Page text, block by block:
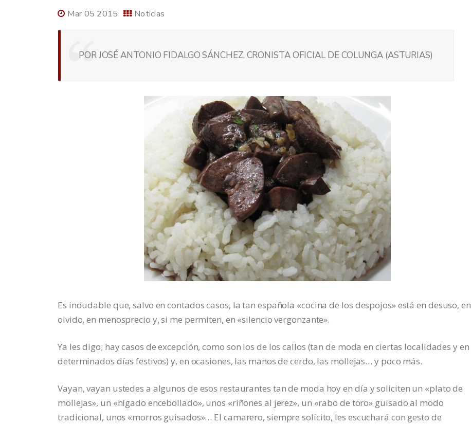
Mar 05 2015 Noticias
POR JOSÉ ANTONIO FIDALGO SÁNCHEZ, CRONISTA OFICIAL DE COLUNGA (ASTURIAS)
Es indudable que, salvo en contados casos, la tan española «cocina de los despojos» está en desuso, en
olvido, en menosprecio y, si me permiten, en «silencio vergonzante».
Ya les digo; hay casos de excepción, como son los de los callos (tan de moda en ciertas localidades y en
determinados días festivos) y, en ocasiones, las manos de cerdo, las mollejas… y poco más.
Vayan, vayan ustedes a algunos de esos restaurantes tan de moda hoy en día y soliciten un «plato de
mollejas», un «hígado encebollado», unos «riñones al jerez», un «rabo de toro» guisado al modo
tradicional, unos «morros guisados»… El camarero, siempre solícito, les escuchará con gesto de